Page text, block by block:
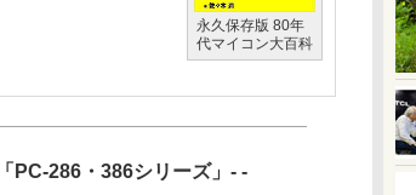
永久保存版 80年
代マイコン大百科
PC-286・386シリーズ」- -